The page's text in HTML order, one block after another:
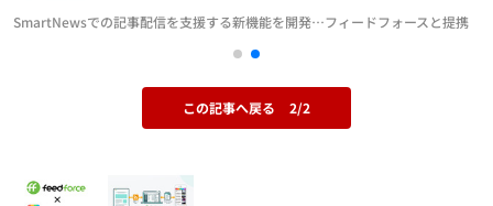
SmartNewsでの記事配信を支援する新機能を開発…フィードフォースと提携
この記事へ戻る 2/2